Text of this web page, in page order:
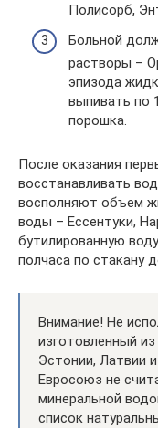
Полисорб,
Больной
растворы –
эпизода
выпивать по
порошка.
После оказания
восстанавливать
восполняют объем
воды – Ессентуки,
бутилированную
полчаса по стакану
Внимание! Не
изготовленный
Эстонии, Латвии
Евросоюз не
минеральной
список